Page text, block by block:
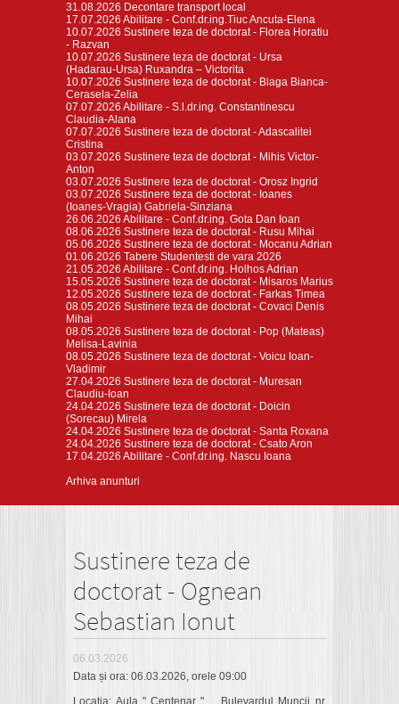
31.08.2026 Decontare transport local
17.07.2026 Abilitare - Conf.dr.ing.Tiuc Ancuta-Elena
10.07.2026 Sustinere teza de doctorat - Florea Horatiu
- Razvan
10.07.2026 Sustinere teza de doctorat - Ursa
(Hadarau-Ursa) Ruxandra – Victorita
10.07.2026 Sustinere teza de doctorat - Blaga Bianca-
Cerasela-Zelia
07.07.2026 Abilitare - S.l.dr.ing. Constantinescu
Claudia-Alana
07.07.2026 Sustinere teza de doctorat - Adascalitei
Cristina
03.07.2026 Sustinere teza de doctorat - Mihis Victor-
Anton
03.07.2026 Sustinere teza de doctorat - Orosz Ingrid
03.07.2026 Sustinere teza de doctorat - Ioanes
(Ioanes-Vragia) Gabriela-Sinziana
26.06.2026 Abilitare - Conf.dr.ing. Gota Dan Ioan
08.06.2026 Sustinere teza de doctorat - Rusu Mihai
05.06.2026 Sustinere teza de doctorat - Mocanu Adrian
01.06.2026 Tabere Studentesti de vara 2026
21.05.2026 Abilitare - Conf.dr.ing. Holhos Adrian
15.05.2026 Sustinere teza de doctorat - Misaros Marius
12.05.2026 Sustinere teza de doctorat - Farkas Timea
08.05.2026 Sustinere teza de doctorat - Covaci Denis
Mihai
08.05.2026 Sustinere teza de doctorat - Pop (Mateas)
Melisa-Lavinia
08.05.2026 Sustinere teza de doctorat - Voicu Ioan-
Vladimir
27.04.2026 Sustinere teza de doctorat - Muresan
Claudiu-Ioan
24.04.2026 Sustinere teza de doctorat - Doicin
(Sorecau) Mirela
24.04.2026 Sustinere teza de doctorat - Santa Roxana
24.04.2026 Sustinere teza de doctorat - Csato Aron
17.04.2026 Abilitare - Conf.dr.ing. Nascu Ioana
Arhiva anunturi
Sustinere teza de
doctorat - Ognean
Sebastian Ionut
06.03.2026
Data și ora: 06.03.2026, orele 09:00
Locația: Aula " Centenar " , Bulevardul Muncii nr.